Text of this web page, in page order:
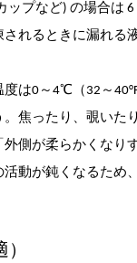
プなど) の場合は 6
れるときに漏れる
は0～4℃（32～
焦ったり、覗いた
側が柔らかくなり
動が鈍くなるため